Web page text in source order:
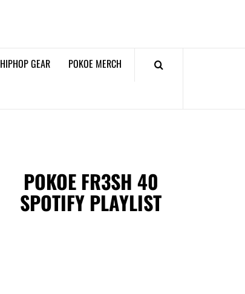
HIPHOP GEAR POKOE MERCH
POKOE FR3SH 40
SPOTIFY PLAYLIST